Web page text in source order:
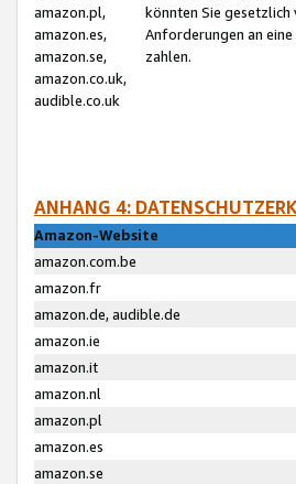
amazon.pl,
amazon.es,
amazon.se,
amazon.co.uk,
audible.co.uk
könnten Sie gesetzlich
Anforderungen an
zahlen.
ANHANG 4:
Amazon-Website
amazon.com.be
amazon.fr
amazon.de, audible.de
amazon.ie
amazon.it
amazon.nl
amazon.pl
amazon.es
amazon.se